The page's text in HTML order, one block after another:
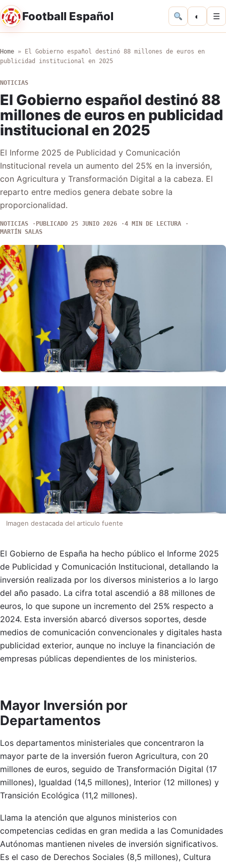
Football Español ◐ ☰
Home »
El Gobierno español destinó 88 millones de euros en
publicidad institucional en 2025
NOTICIAS
El Gobierno español destinó 88
millones de euros en publicidad
institucional en 2025
El Informe 2025 de Publicidad y Comunicación
Institucional revela un aumento del 25% en la inversión,
con Agricultura y Transformación Digital a la cabeza. El
reparto entre medios genera debate sobre la
proporcionalidad.
NOTICIAS PUBLICADO 25 JUNIO 2026
4 MIN DE LECTURA
MARTÍN SALAS
Imagen destacada del articulo fuente
El Gobierno de España ha hecho público el Informe 2025
de Publicidad y Comunicación Institucional, detallando la
inversión realizada por los diversos ministerios a lo largo
del año pasado. La cifra total ascendió a 88 millones de
euros, lo que supone un incremento del 25% respecto a
2024. Esta inversión abarcó diversos soportes, desde
medios de comunicación convencionales y digitales hasta
publicidad exterior, aunque no incluye la financiación de
empresas públicas dependientes de los ministerios.
Mayor Inversión por
Departamentos
Los departamentos ministeriales que concentraron la
mayor parte de la inversión fueron Agricultura, con 20
millones de euros, seguido de Transformación Digital (17
millones), Igualdad (14,5 millones), Interior (12 millones) y
Transición Ecológica (11,2 millones).
Llama la atención que algunos ministerios con
competencias cedidas en gran medida a las Comunidades
Autónomas mantienen niveles de inversión significativos.
Es el caso de Derechos Sociales (8,5 millones), Cultura